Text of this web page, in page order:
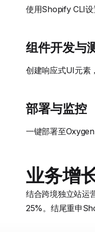
使用Shopify CLI设
组件开发与
创建响应式UI元素
部署与监控
一键部署至
业务增
结合跨境独立站运
25%。结尾重申